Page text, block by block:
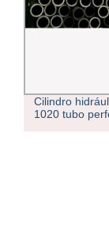
alta precisión